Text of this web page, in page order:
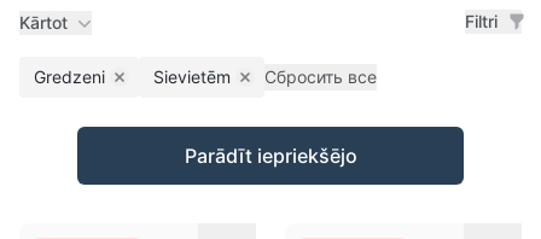
Kārtot Filtri
Gredzeni Remove filter
Sievietēm Remove filter
Сбросить все
Preces
Parādīt iepriekšējo